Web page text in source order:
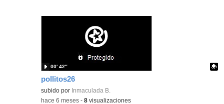
pollitos26
Contenido educativo.
subido por Inmaculada B.
00′ 42″
-hace 6 meses -8 visualizaciones